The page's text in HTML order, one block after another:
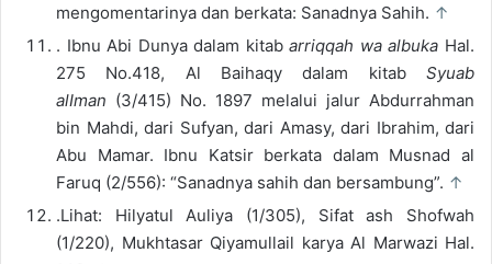
mengomentarinya dan berkata: Sanadnya Sahih. ↑
. Ibnu Abi Dunya dalam kitabarriqqah wa albuka Hal.
275 No.418, Al Baihaqy dalam kitab Syuab
alIman (3/415) No. 1897 melalui jalur Abdurrahman
bin Mahdi, dari Sufyan, dari Amasy, dari Ibrahim, dari
Abu Mamar. Ibnu Katsir berkata dalam Musnad al
Faruq (2/556): “Sanadnya sahih dan bersambung”. ↑
.Lihat: Hilyatul Auliya (1/305), Sifat ash Shofwah
(1/220), Mukhtasar Qiyamullail karya Al Marwazi Hal.